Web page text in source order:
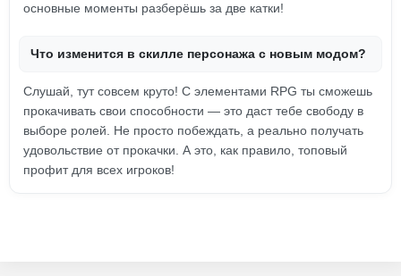
основные моменты разберёшь за две катки!
Что изменится в скилле персонажа с новым модом?
Слушай, тут совсем круто! С элементами RPG ты сможешь
прокачивать свои способности — это даст тебе свободу в
выборе ролей. Не просто побеждать, а реально получать
удовольствие от прокачки. А это, как правило, топовый
профит для всех игроков!